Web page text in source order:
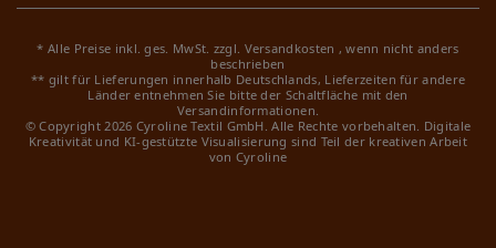
* Alle Preise inkl. ges. MwSt. zzgl. Versandkosten , wenn nicht anders
beschrieben
** gilt für Lieferungen innerhalb Deutschlands, Lieferzeiten für andere
Länder entnehmen Sie bitte der Schaltfläche mit den
Versandinformationen.
© Copyright 2026 Cyroline Textil GmbH. Alle Rechte vorbehalten. Digitale
Kreativität und KI-gestützte Visualisierung sind Teil der kreativen Arbeit
von Cyroline